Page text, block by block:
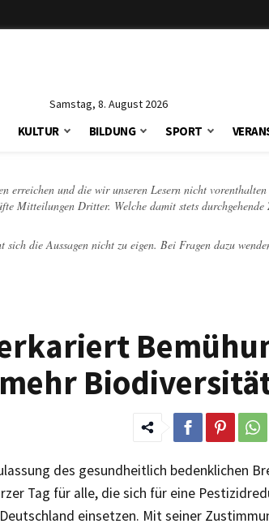
Samstag, 8. August 2026
KULTUR BILDUNG SPORT
erreichen und die wir unseren Lesern nicht
Mitteilungen Dritter. Welche damit stets
die Aussagen nicht zu eigen. Bei Fragen dazu
des gesundheitlich bedenklichen
Tag für alle, die sich für eine
einsetzen. Mit seiner